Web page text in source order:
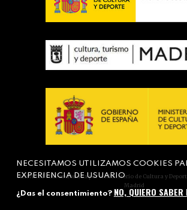
Actividad subvencionada por el Ministerio de Cultura y
Madrid
NECESITAMOS UTILIZAMOS COOKIES
EXPERIENCIA DE USUARIO
¿Das el consentimiento? NO, QUIERO SABER